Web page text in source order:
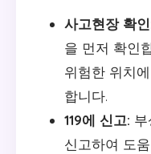
사고현장 확
을 먼저 확인
위험한 위치
합니다.
119에 신고:
신고하여 도